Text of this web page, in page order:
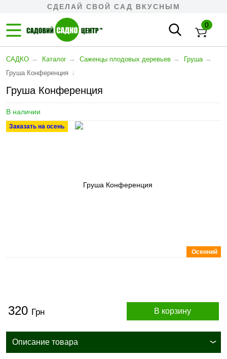
СДЕЛАЙ СВОЙ САД ВКУСНЫМ
0
САДКО → Каталог → Cаженцы плодовых деревьев → Груша →
Груша Конференция ↓
Груша Конференция
В наличии
Заказать на осень
Осенний
320 Грн В корзину
Описание товара